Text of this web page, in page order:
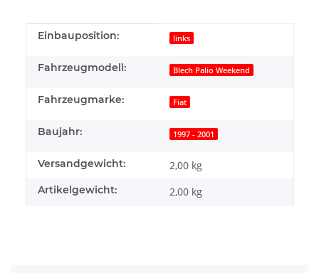
Produkteigenschaft
Wert
Einbauposition: links
Fahrzeugmodell: Blech Palio Weekend
Fahrzeugmarke: Fiat
Baujahr: 1997 - 2001
Versandgewicht: 2,00 kg
Artikelgewicht: 2,00 kg